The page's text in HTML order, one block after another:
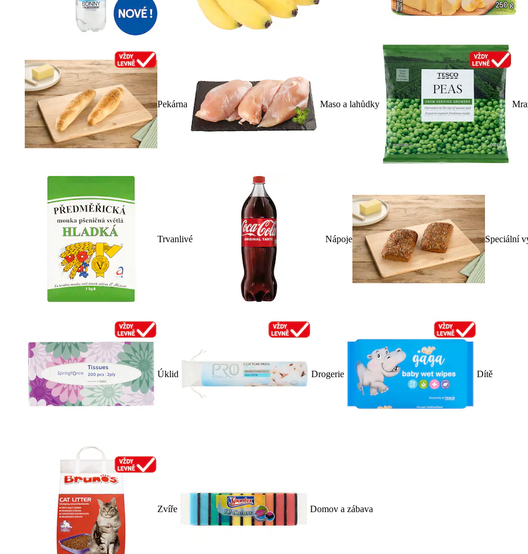
Pekárna Maso a lahůdky
Trvanlivé Nápoje Speciální
Úklid Drogerie Dítě
Zvíře Domov a zábava